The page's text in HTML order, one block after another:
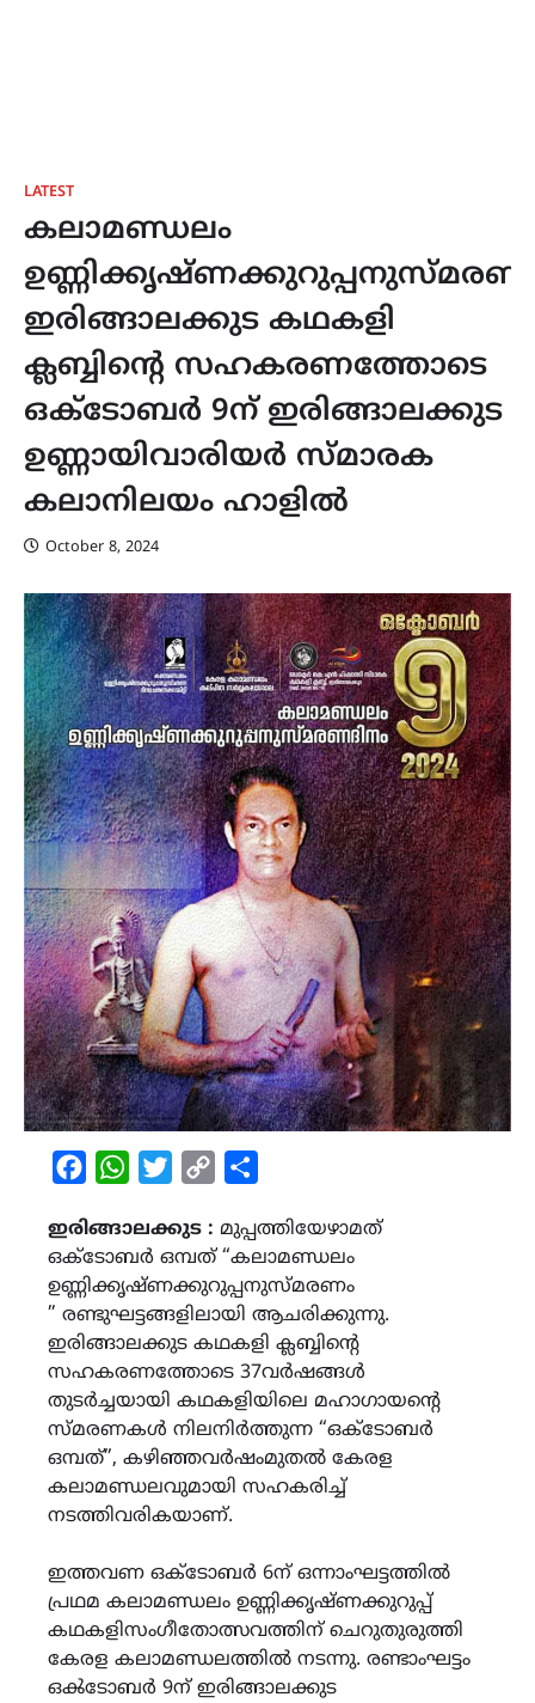
LATEST
കലാമണ്ഡലം
ഇരിങ്ങാലക്കുട കഥകളി
ക്ലബ്ബിൻ്റെ സഹകരണത്തോടെ
ഒക്ടോബർ 9ന് ഇരിങ്ങാലക്കുട
ഉണ്ണായിവാരിയർ സ്മാരക
കലാനിലയം ഹാളിൽ
October 8, 2024
FacebookWhatsAppTwitterCopy
ഇരിങ്ങാലക്കുട : മുപ്പത്തിയേഴാമത്
ഒക്ടോബർ ഒമ്പത് “കലാമണ്ഡലം
ഉണ്ണിക്കൃഷ്ണക്കുറുപ്പനുസ്മരണം
” രണ്ടുഘട്ടങ്ങളിലായി ആചരിക്കുന്നു.
ഇരിങ്ങാലക്കുട കഥകളി ക്ലബ്ബിൻ്റെ
സഹകരണത്തോടെ 37വർഷങ്ങൾ
തുടർച്ചയായി കഥകളിയിലെ മഹാഗായൻ്റെ
സ്മരണകൾ നിലനിർത്തുന്ന “ഒക്ടോബർ
ഒമ്പത്”, കഴിഞ്ഞവർഷംമുതൽ കേരള
കലാമണ്ഡലവുമായി സഹകരിച്ച്
നടത്തിവരികയാണ്.
ഇത്തവണ ഒക്ടോബർ 6ന് ഒന്നാംഘട്ടത്തിൽ
പ്രഥമ കലാമണ്ഡലം ഉണ്ണിക്കൃഷ്ണക്കുറുപ്പ്
കഥകളിസംഗീതോത്സവത്തിന് ചെറുതുരുത്തി
കേരള കലാമണ്ഡലത്തിൽ നടന്നു. രണ്ടാംഘട്ടം
ഒൿടോബർ 9ന് ഇരിങ്ങാലക്കുട